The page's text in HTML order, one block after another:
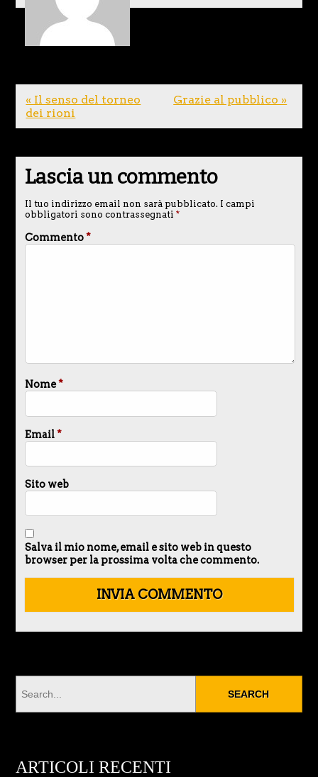
« Il senso del torneo
dei rioni
Grazie al pubblico »
Lascia un commento
Il tuo indirizzo email non sarà pubblicato. I campi
obbligatori sono contrassegnati *
Commento*
Nome*
Email*
Sito web
Salva il mio nome, email e sito web in questo
browser per la prossima volta che commento.
ARTICOLI RECENTI